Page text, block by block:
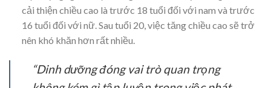
cải thiện chiều cao là trước 18 tuổi đối với nam và trước
16 tuổi đối với nữ. Sau tuổi 20, việc tăng chiều cao sẽ trở
nên khó khăn hơn rất nhiều.
“Dinh dưỡng đóng vai trò quan trọng